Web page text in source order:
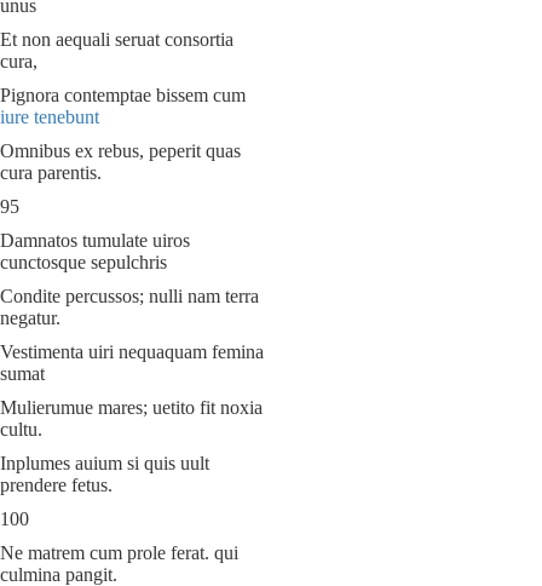
unus
Et non aequali seruat consortia
cura,
Pignora contemptae bissem cum
iure tenebunt
Omnibus ex rebus, peperit quas
cura parentis.
95
Damnatos tumulate uiros
cunctosque sepulchris
Condite percussos; nulli nam terra
negatur.
Vestimenta uiri nequaquam femina
sumat
Mulierumue mares; uetito fit noxia
cultu.
Inplumes auium si quis uult
prendere fetus.
100
Ne matrem cum prole ferat. qui
culmina pangit.